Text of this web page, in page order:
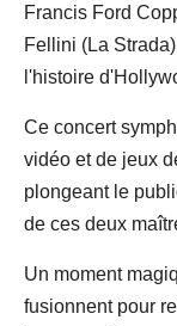
Francis Ford
Fellini (La
l'histoire
Ce concert
vidéo et de jeux
plongeant le
de ces deux
Un moment
fusionnent pour